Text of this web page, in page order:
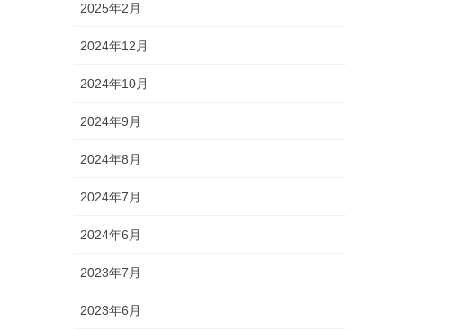
2025年2月
2024年12月
2024年10月
2024年9月
2024年8月
2024年7月
2024年6月
2023年7月
2023年6月